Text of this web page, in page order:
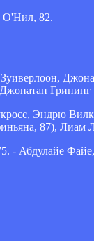
О'Нил, 82.
Эндрю
87), Лиам
- Абдулайе